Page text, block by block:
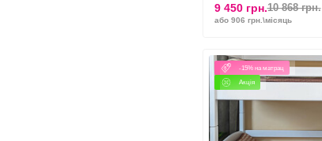
10 868 грн.
9 450 грн.
або 906 грн.\місяць
-15% на матрац
Акція